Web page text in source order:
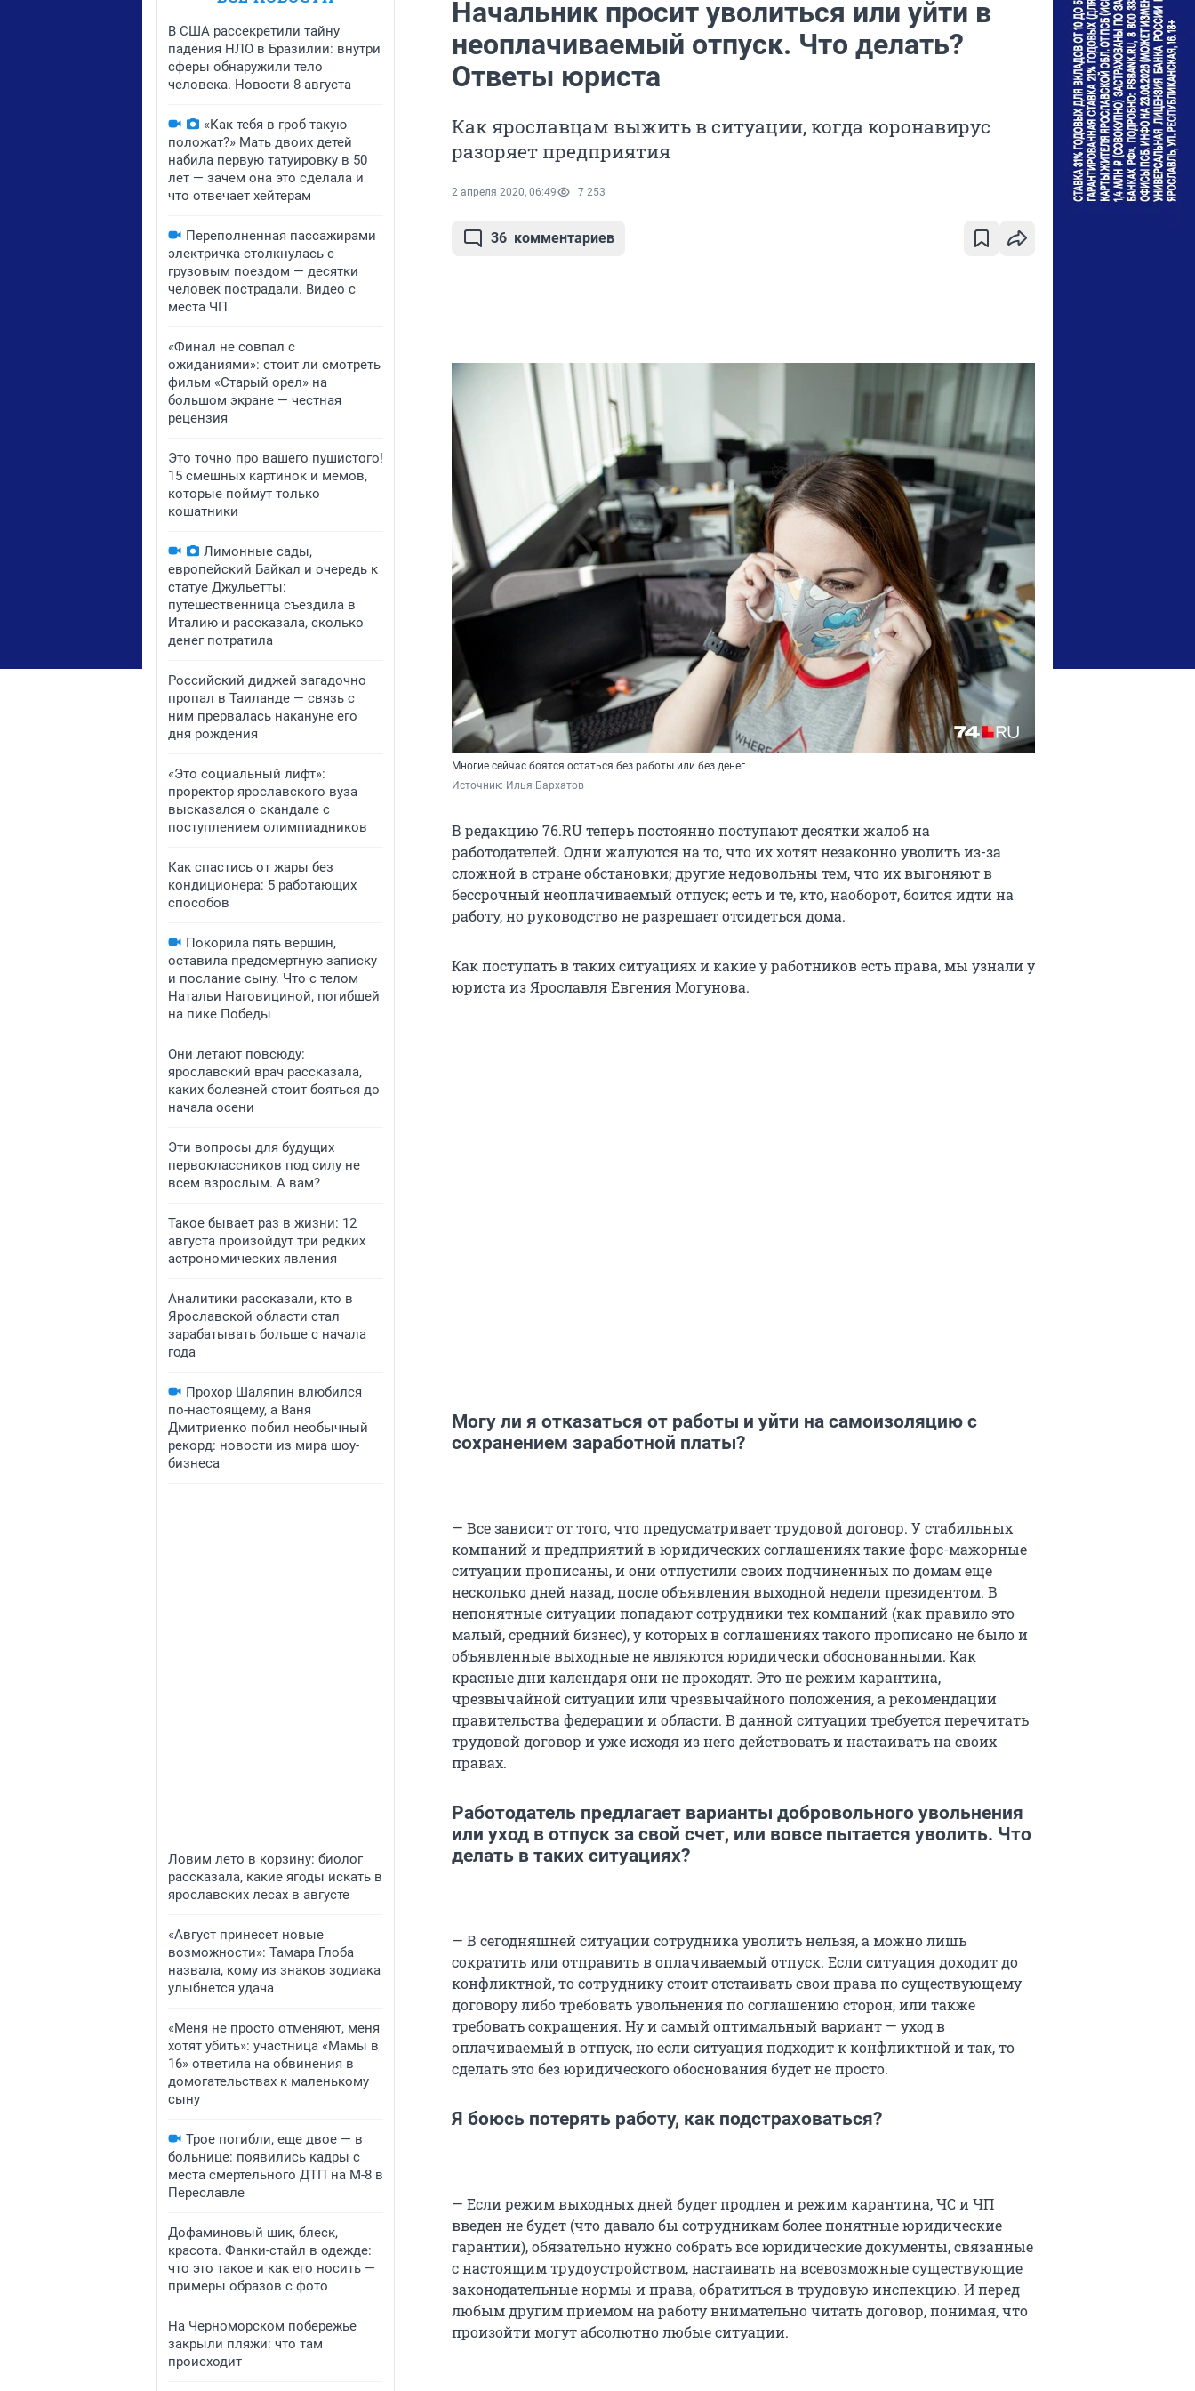
В США рассекретили тайну
падения НЛО в Бразилии: внутри
сферы обнаружили тело
человека. Новости 8 августа
«Как тебя в гроб такую
положат?» Мать двоих детей
набила первую татуировку в 50
лет — зачем она это сделала и
что отвечает хейтерам
Переполненная пассажирами
электричка столкнулась с
грузовым поездом — десятки
человек пострадали. Видео с
места ЧП
«Финал не совпал с
ожиданиями»: стоит ли смотреть
фильм «Старый орел» на
большом экране — честная
рецензия
Это точно про вашего пушистого!
15 смешных картинок и мемов,
которые поймут только
кошатники
Лимонные сады,
европейский Байкал и очередь к
статуе Джульетты:
путешественница съездила в
Италию и рассказала, сколько
денег потратила
Российский диджей загадочно
пропал в Таиланде — связь с
ним прервалась накануне его
дня рождения
«Это социальный лифт»:
проректор ярославского вуза
высказался о скандале с
поступлением олимпиадников
Как спастись от жары без
кондиционера: 5 работающих
способов
Покорила пять вершин,
оставила предсмертную записку
и послание сыну. Что с телом
Натальи Наговициной, погибшей
на пике Победы
Они летают повсюду:
ярославский врач рассказала,
каких болезней стоит бояться до
начала осени
Эти вопросы для будущих
первоклассников под силу не
всем взрослым. А вам?
Такое бывает раз в жизни: 12
августа произойдут три редких
астрономических явления
Аналитики рассказали, кто в
Ярославской области стал
зарабатывать больше с начала
года
Прохор Шаляпин влюбился
по-настоящему, а Ваня
Дмитриенко побил необычный
рекорд: новости из мира шоу-
бизнеса
Ловим лето в корзину: биолог
рассказала, какие ягоды искать в
ярославских лесах в августе
«Август принесет новые
возможности»: Тамара Глоба
назвала, кому из знаков зодиака
улыбнется удача
«Меня не просто отменяют, меня
хотят убить»: участница «Мамы в
16» ответила на обвинения в
домогательствах к маленькому
сыну
Трое погибли, еще двое — в
больнице: появились кадры с
места смертельного ДТП на М-8 в
Переславле
Дофаминовый шик, блеск,
красота. Фанки-стайл в одежде:
что это такое и как его носить —
примеры образов с фото
На Черноморском побережье
закрыли пляжи: что там
происходит
Начальник просит уволиться или уйти в
неоплачиваемый отпуск. Что делать?
Ответы юриста
Как ярославцам выжить в ситуации, когда коронавирус
разоряет предприятия
2 апреля 2020, 06:49 7 253
36 комментариев
Многие сейчас боятся остаться без работы или без денег
Источник: Илья Бархатов
В редакцию 76.RU теперь постоянно поступают десятки жалоб на
работодателей. Одни жалуются на то, что их хотят незаконно уволить из-за
сложной в стране обстановки; другие недовольны тем, что их выгоняют в
бессрочный неоплачиваемый отпуск; есть и те, кто, наоборот, боится идти на
работу, но руководство не разрешает отсидеться дома.
Как поступать в таких ситуациях и какие у работников есть права, мы узнали у
юриста из Ярославля Евгения Могунова.
Могу ли я отказаться от работы и уйти на самоизоляцию с
сохранением заработной платы?
— Все зависит от того, что предусматривает трудовой договор. У стабильных
компаний и предприятий в юридических соглашениях такие форс-мажорные
ситуации прописаны, и они отпустили своих подчиненных по домам еще
несколько дней назад, после объявления выходной недели президентом. В
непонятные ситуации попадают сотрудники тех компаний (как правило это
малый, средний бизнес), у которых в соглашениях такого прописано не было и
объявленные выходные не являются юридически обоснованными. Как
красные дни календаря они не проходят. Это не режим карантина,
чрезвычайной ситуации или чрезвычайного положения, а рекомендации
правительства федерации и области. В данной ситуации требуется перечитать
трудовой договор и уже исходя из него действовать и настаивать на своих
правах.
Работодатель предлагает варианты добровольного увольнения
или уход в отпуск за свой счет, или вовсе пытается уволить. Что
делать в таких ситуациях?
— В сегодняшней ситуации сотрудника уволить нельзя, а можно лишь
сократить или отправить в оплачиваемый отпуск. Если ситуация доходит до
конфликтной, то сотруднику стоит отстаивать свои права по существующему
договору либо требовать увольнения по соглашению сторон, или также
требовать сокращения. Ну и самый оптимальный вариант — уход в
оплачиваемый в отпуск, но если ситуация подходит к конфликтной и так, то
сделать это без юридического обоснования будет не просто.
Я боюсь потерять работу, как подстраховаться?
— Если режим выходных дней будет продлен и режим карантина, ЧС и ЧП
введен не будет (что давало бы сотрудникам более понятные юридические
гарантии), обязательно нужно собрать все юридические документы, связанные
с настоящим трудоустройством, настаивать на всевозможные существующие
законодательные нормы и права, обратиться в трудовую инспекцию. И перед
любым другим приемом на работу внимательно читать договор, понимая, что
произойти могут абсолютно любые ситуации.